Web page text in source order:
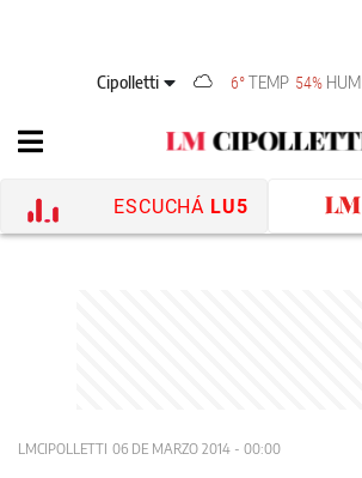
Cipolletti 6°TEMP 54% HUM
ESCUCHÁ LU5
LMCIPOLLETTI 06 DE MARZO 2014 - 00:00